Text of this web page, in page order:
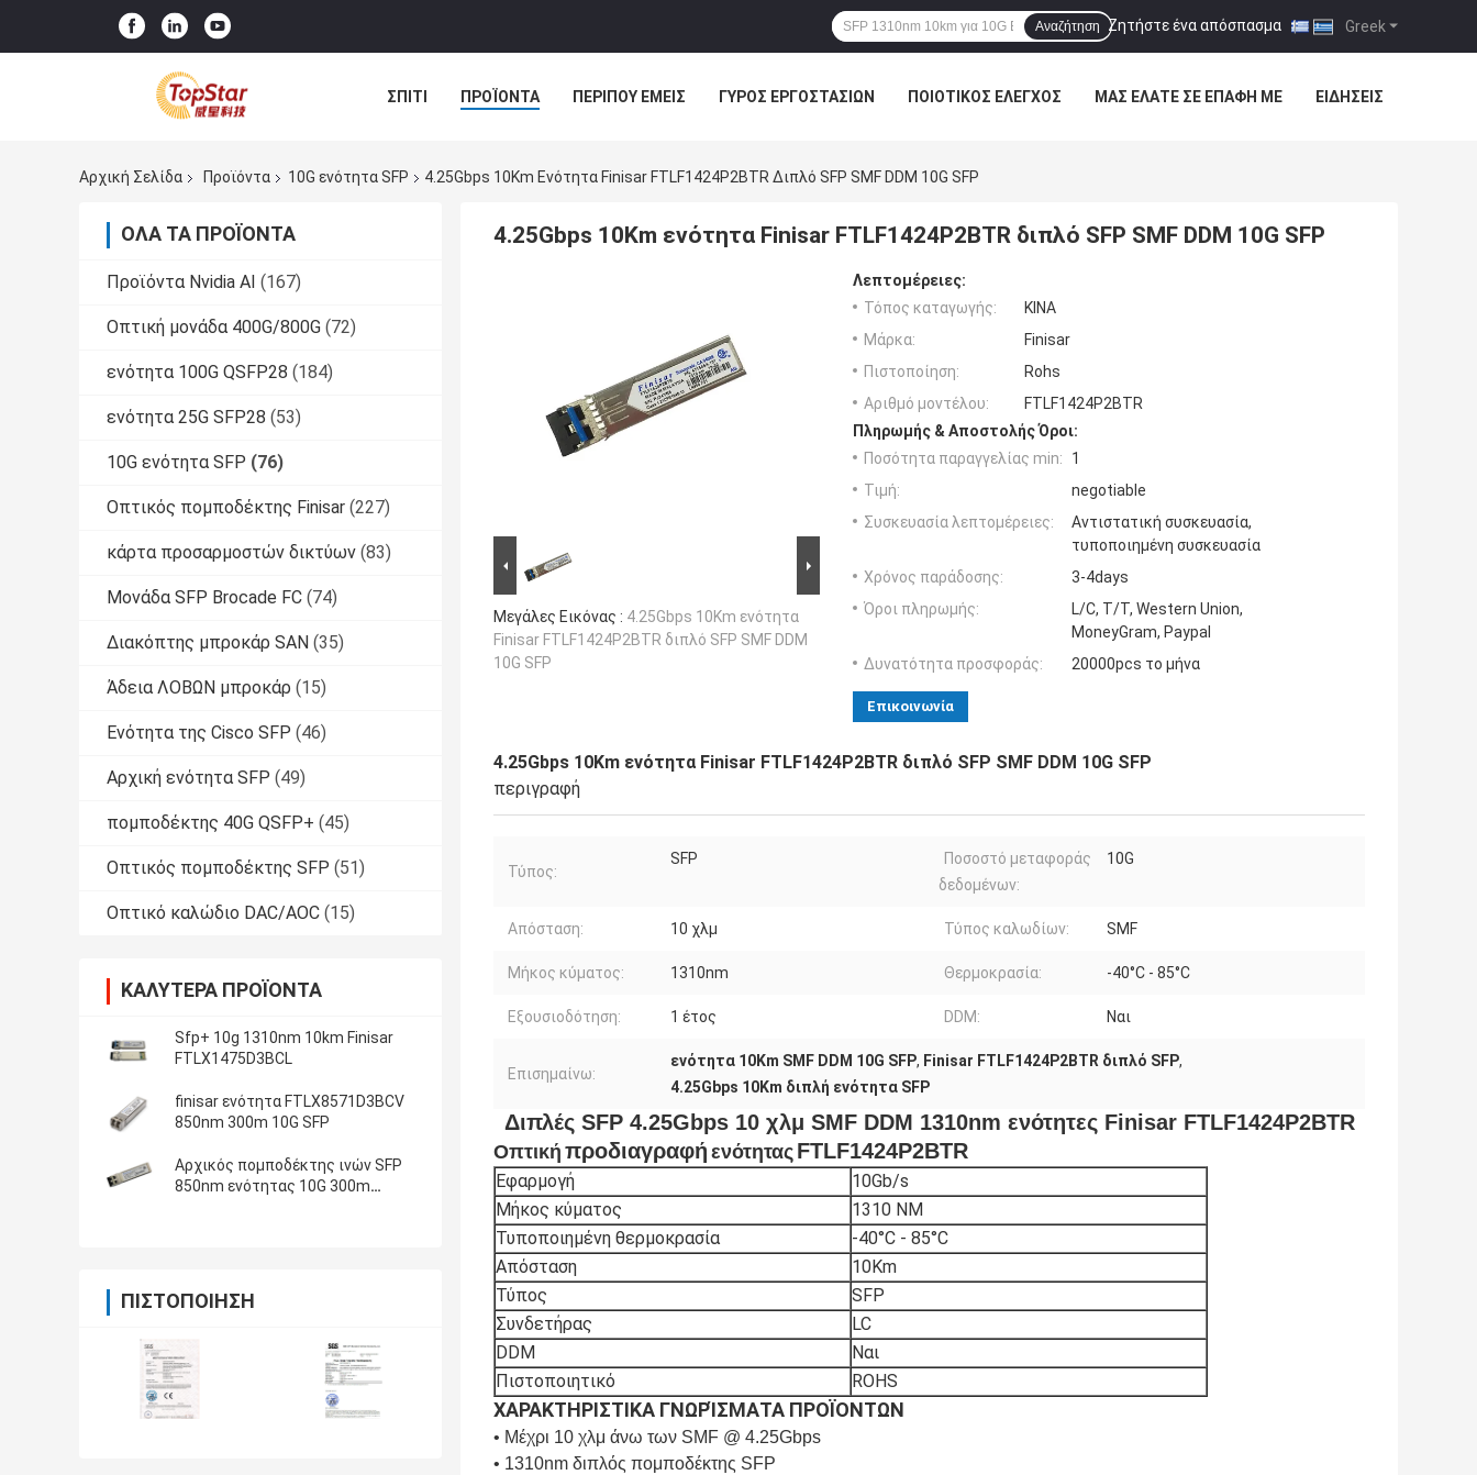
Greek
Ζητήστε ένα απόσπασμα |
Αναζήτηση
ΣΠΊΤΙ ΠΡΟΪΌΝΤΑ ΠΕΡΊΠΟΥ ΕΜΕΊΣ ΓΎΡΟΣ ΕΡΓΟΣΤΑΣΊΩΝ ΠΟΙΟΤΙΚΌΣ ΈΛΕΓΧΟΣ ΜΑΣ ΕΛΆΤΕ ΣΕ ΕΠΑΦΉ ΜΕ ΕΙΔΉΣΕΙΣ
Αρχική Σελίδα Προϊόντα 10G ενότητα SFP 4.25Gbps 10Km Ενότητα Finisar FTLF1424P2BTR Διπλό SFP SMF DDM 10G SFP
ΌΛΑ ΤΑ ΠΡΟΪΌΝΤΑ
Προϊόντα Nvidia AI (167)
Οπτική μονάδα 400G/800G (72)
ενότητα 100G QSFP28 (184)
ενότητα 25G SFP28 (53)
10G ενότητα SFP (76)
Οπτικός πομποδέκτης Finisar (227)
κάρτα προσαρμοστών δικτύων (83)
Μονάδα SFP Brocade FC (74)
Διακόπτης μπροκάρ SAN (35)
Άδεια ΛΟΒΩΝ μπροκάρ (15)
Ενότητα της Cisco SFP (46)
Αρχική ενότητα SFP (49)
πομποδέκτης 40G QSFP+ (45)
Οπτικός πομποδέκτης SFP (51)
Οπτικό καλώδιο DAC/AOC (15)
ΚΑΛΎΤΕΡΑ ΠΡΟΪΌΝΤΑ
Sfp+ 10g 1310nm 10km Finisar
FTLX1475D3BCL
finisar ενότητα FTLX8571D3BCV
850nm 300m 10G SFP
Αρχικός πομποδέκτης ινών SFP
850nm ενότητας 10G 300m
ΠΙΣΤΟΠΟΊΗΣΗ
4.25Gbps 10Km ενότητα Finisar FTLF1424P2BTR διπλό SFP SMF DDM 10G SFP
Μεγάλες Εικόνας : 4.25Gbps 10Km ενότητα
Finisar FTLF1424P2BTR διπλό SFP SMF DDM
10G SFP
Λεπτομέρειες:
Τόπος καταγωγής:
ΚΙΝΑ
Μάρκα:
Finisar
Πιστοποίηση:
Rohs
Αριθμό μοντέλου:
FTLF1424P2BTR
Πληρωμής & Αποστολής Όροι:
Ποσότητα παραγγελίας min:
1
Τιμή:
negotiable
Συσκευασία λεπτομέρειες:
Αντιστατική συσκευασία,
τυποποιημένη συσκευασία
Χρόνος παράδοσης:
3-4days
Όροι πληρωμής:
L/C, T/T, Western Union,
MoneyGram, Paypal
Δυνατότητα προσφοράς:
20000pcs το μήνα
Επικοινωνία
4.25Gbps 10Km ενότητα Finisar FTLF1424P2BTR διπλό SFP SMF DDM 10G SFP
περιγραφή
Τύπος:
SFP
Ποσοστό μεταφοράς
δεδομένων:
10G
Απόσταση: 10 χλμ Τύπος καλωδίων: SMF
Μήκος κύματος: 1310nm Θερμοκρασία: -40°C - 85°C
Εξουσιοδότηση: 1 έτος DDM: Ναι
Επισημαίνω:
ενότητα 10Km SMF DDM 10G SFP, Finisar FTLF1424P2BTR διπλό SFP,
4.25Gbps 10Km διπλή ενότητα SFP
Διπλές SFP 4.25Gbps 10 χλμ SMF DDM 1310nm ενότητες Finisar FTLF1424P2BTR
Οπτική προδιαγραφή ενότητας FTLF1424P2BTR
Εφαρμογή
10Gb/s
Μήκος κύματος
1310 NM
Τυποποιημένη θερμοκρασία
-40°C - 85°C
Απόσταση
10Km
Τύπος
SFP
Συνδετήρας
LC
DDM
Ναι
Πιστοποιητικό
ROHS
ΧΑΡΑΚΤΗΡΙΣΤΙΚΑ ΓΝΩΡΊΣΜΑΤΑ ΠΡΟΪΟΝΤΩΝ
• Μέχρι 10 χλμ άνω των SMF @ 4.25Gbps
• 1310nm διπλός πομποδέκτης SFP